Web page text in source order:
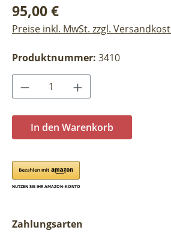
Regulärer Preis:
95,00 €
Preise inkl. MwSt. zzgl.
Produktnummer: 3410
Produkt Anzahl: Gib
In den Warenkorb
Zahlungsarten